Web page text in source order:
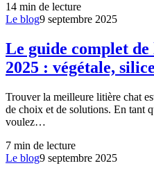
14 min de lecture
Le blog9 septembre 2025
Le guide complet
2025 : végétale,
Trouver la meilleure litière chat
de choix et de solutions. En tant
voulez…
7 min de lecture
Le blog9 septembre 2025